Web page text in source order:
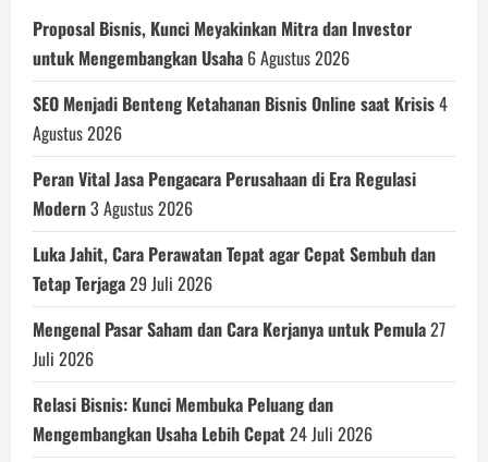
Bisa
Anda
Jalankan
Proposal Bisnis, Kunci Meyakinkan Mitra dan Investor
untuk Mengembangkan Usaha 6 Agustus 2026
SEO Menjadi Benteng Ketahanan Bisnis Online saat Krisis4
Agustus 2026
Peran Vital Jasa Pengacara Perusahaan di Era Regulasi
Modern3 Agustus 2026
Luka Jahit, Cara Perawatan Tepat agar Cepat Sembuh dan
Tetap Terjaga29 Juli 2026
Mengenal Pasar Saham dan Cara Kerjanya untuk Pemula27
Juli 2026
Relasi Bisnis: Kunci Membuka Peluang dan
Mengembangkan Usaha Lebih Cepat24 Juli 2026